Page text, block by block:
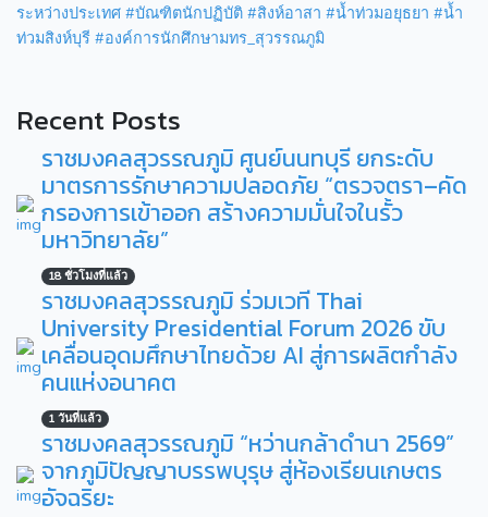
ระหว่างประเทศ #บัณฑิตนักปฏิบัติ #สิงห์อาสา #น้ำท่วมอยุธยา #น้ำ
ท่วมสิงห์บุรี #องค์การนักศึกษามทร_สุวรรณภูมิ
Recent Posts
ราชมงคลสุวรรณภูมิ ศูนย์นนทบุรี ยกระดับ
มาตรการรักษาความปลอดภัย “ตรวจตรา–คัด
กรองการเข้าออก สร้างความมั่นใจในรั้ว
มหาวิทยาลัย”
18 ชั่วโมงที่แล้ว
ราชมงคลสุวรรณภูมิ ร่วมเวที Thai
University Presidential Forum 2026 ขับ
เคลื่อนอุดมศึกษาไทยด้วย AI สู่การผลิตกำลัง
คนแห่งอนาคต
1 วันที่แล้ว
ราชมงคลสุวรรณภูมิ “หว่านกล้าดำนา 2569”
จากภูมิปัญญาบรรพบุรุษ สู่ห้องเรียนเกษตร
อัจฉริยะ